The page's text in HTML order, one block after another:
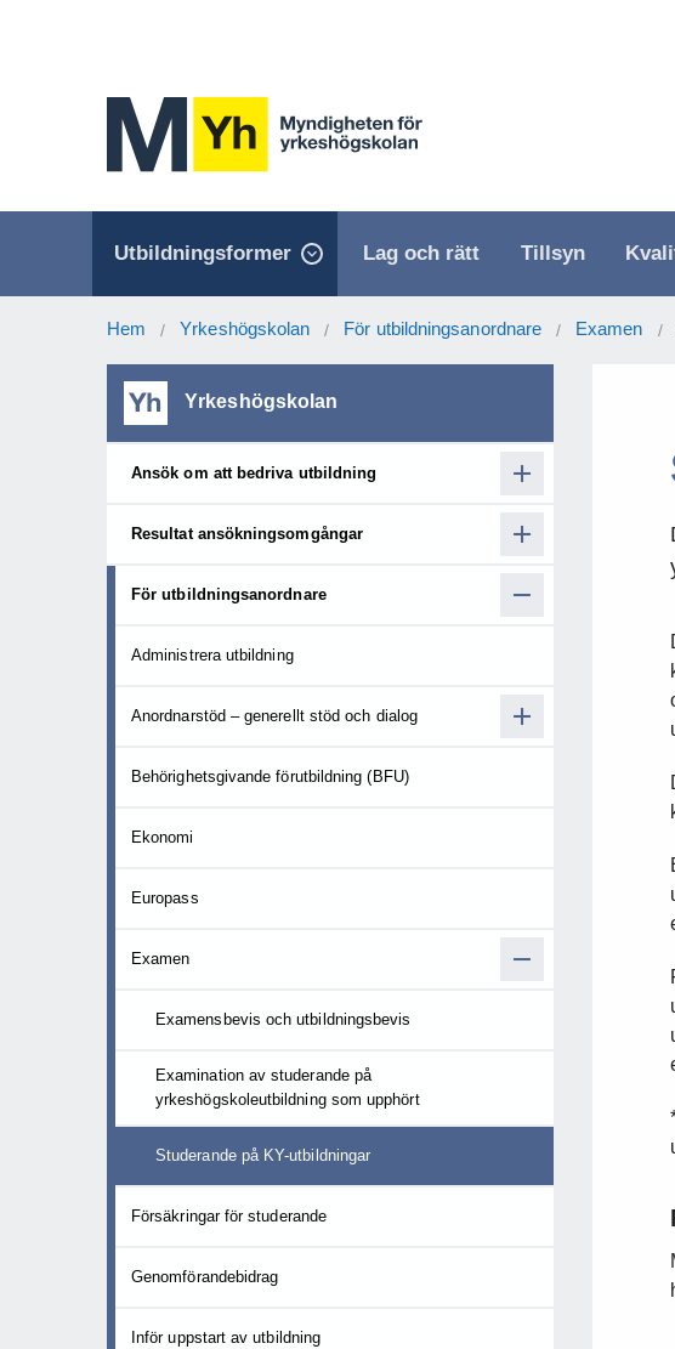
Utbildningsformer Lag och rätt Tillsyn
Hem / Yrkeshögskolan / För utbildningsanordnare / Examen /
Yrkeshögskolan
Ansök om att bedriva utbildning
Resultat ansökningsomgångar
För utbildningsanordnare
Administrera utbildning
Anordnarstöd – generellt stöd och dialog
Behörighetsgivande förutbildning (BFU)
Ekonomi
Europass
Examen
Examensbevis och utbildningsbevis
Examination av studerande på
yrkeshögskoleutbildning som upphört
Studerande på KY-utbildningar
Försäkringar för studerande
Genomförandebidrag
Inför uppstart av utbildning